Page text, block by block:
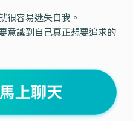
很容易迷失自我。
意識到自己真正想要追求的